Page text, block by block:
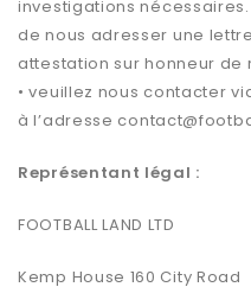
investigations
de nous adresser une
attestation sur honneur
• veuillez nous contacter
à l’adresse
Représentant légal :
FOOTBALL LAND LTD
Kemp House 160 City Road